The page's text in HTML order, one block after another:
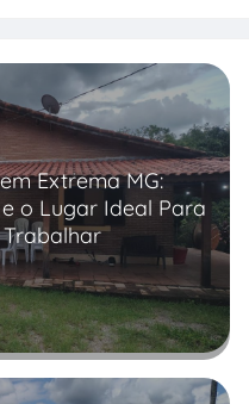
Extrema MG:
o Lugar Ideal Para